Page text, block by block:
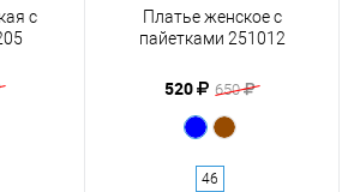
c
Платье женское с
пайетками 251012
520 650
46